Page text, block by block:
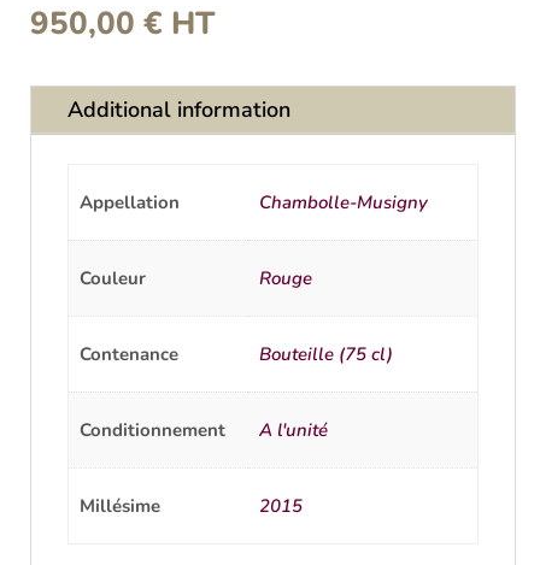
950,00 € HT
Additional information
Appellation Chambolle-Musigny
Couleur Rouge
Contenance Bouteille (75 cl)
Conditionnement A l'unité
Millésime 2015